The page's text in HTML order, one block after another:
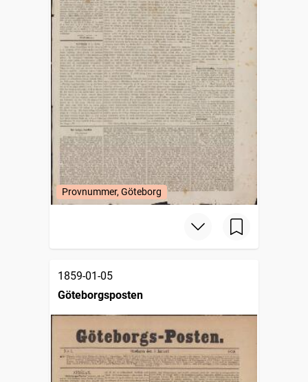
Provnummer, Göteborg
1859-01-05
Göteborgsposten